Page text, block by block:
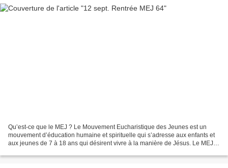
Qu’est-ce que le MEJ ? Le Mouvement Eucharistique des Jeunes est un
mouvement d’éducation humaine et spirituelle qui s’adresse aux enfants et
aux jeunes de 7 à 18 ans qui désirent vivre à la manière de Jésus. Le MEJ